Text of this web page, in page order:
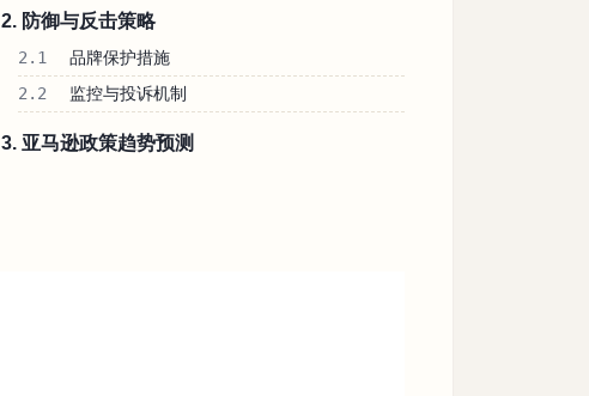
2. 防御与反击策略
2.1
品牌保护措施
2.2
监控与投诉机制
3. 亚马逊政策趋势预测